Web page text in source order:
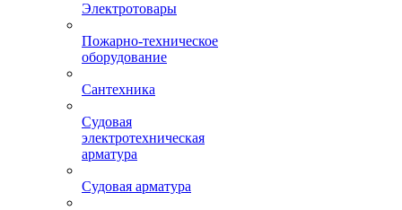
Электротовары
Пожарно-техническое
оборудование
Сантехника
Судовая
электротехническая
арматура
Судовая арматура